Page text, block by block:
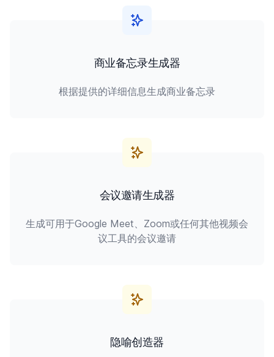
商业备忘录生成器
根据提供的详细信息生成商业备忘录
会议邀请生成器
生成可用于Google Meet、Zoom或任何其他视频会
议工具的会议邀请
隐喻创造器